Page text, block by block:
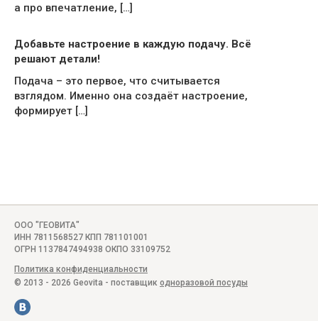
а про впечатление, […]
Добавьте настроение в каждую подачу. Всё
решают детали!
Подача – это первое, что считывается
взглядом. Именно она создаёт настроение,
формирует […]
ООО "ГЕОВИТА"
ИНН 7811568527 КПП 781101001
ОГРН 1137847494938 ОКПО 33109752
Политика конфиденциальности
© 2013 - 2026 Geovita - поставщик одноразовой посуды